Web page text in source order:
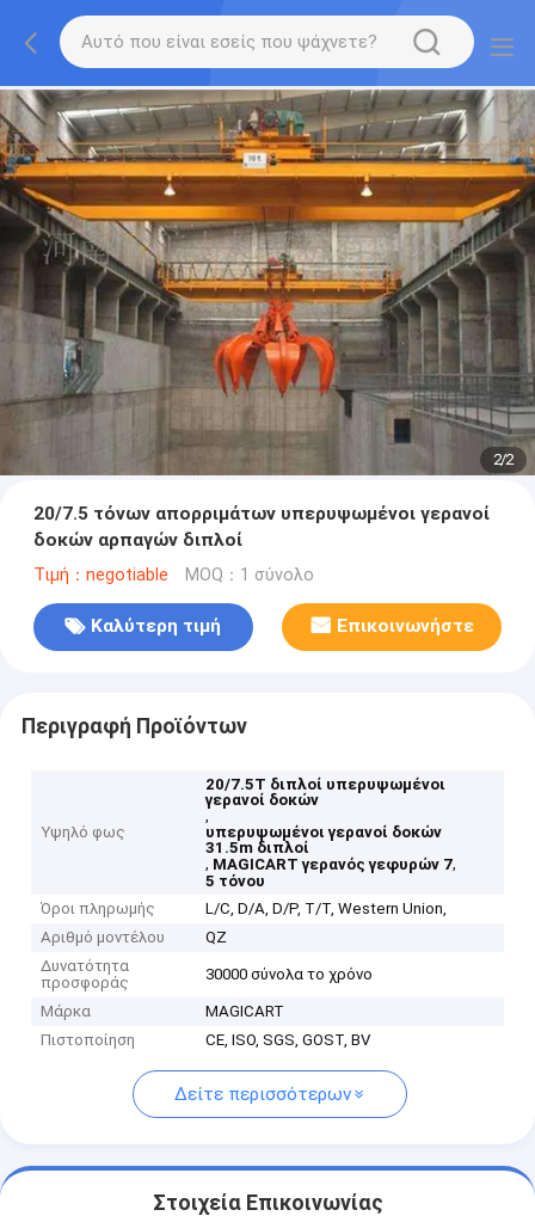
2/2
20/7.5 τόνων απορριμάτων υπερυψωμένοι γερανοί
δοκών αρπαγών διπλοί
Τιμή：negotiable MOQ：1 σύνολο
Καλύτερη τιμή Επικοινωνήστε
Περιγραφή Προϊόντων
Υψηλό φως
20/7.5T διπλοί υπερυψωμένοι
γερανοί δοκών
,
υπερυψωμένοι γερανοί δοκών
31.5m διπλοί
, MAGICART γερανός γεφυρών 7,
5 τόνου
Όροι πληρωμής
L/C, D/A, D/P, T/T, Western Union,
Αριθμό μοντέλου
QZ
Δυνατότητα
προσφοράς
30000 σύνολα το χρόνο
Μάρκα
MAGICART
Πιστοποίηση
CE, ISO, SGS, GOST, BV
Δείτε περισσότερων
Στοιχεία Επικοινωνίας